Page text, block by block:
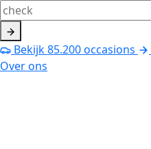
Bekijk85.200occasions
Over ons